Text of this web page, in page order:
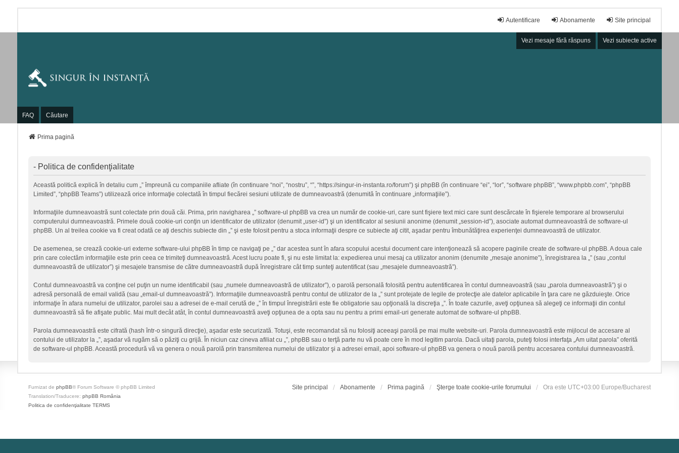
Site principal
Abonamente
Autentificare
Vezi mesaje fără răspuns Vezi subiecte active
FAQ Căutare
Prima pagină
- Politica de confidenţialitate
Această politică explică în detaliu cum „” împreună cu companiile afliate (în continuare “noi”, “nostru”, “”, “https://singur-in-instanta.ro/forum”) şi phpBB (în continuare “ei”, “lor”, “software phpBB”, “www.phpbb.com”, “phpBB
Limited”, “phpBB Teams”) utilizează orice informaţie colectată în timpul fiecărei sesiuni utilizate de dumneavoastră (denumită în continuare „informaţiile”).
Informaţiile dumneavoastră sunt colectate prin două căi. Prima, prin navigharea „” software-ul phpBB va crea un număr de cookie-uri, care sunt fişiere text mici care sunt descărcate în fişierele temporare al browserului
computerului dumneavoastră. Primele două cookie-uri conţin un identificator de utilizator (denumit „user-id”) şi un identificator al sesiunii anonime (denumit „session-id”), asociate automat dumneavoastră de software-ul
phpBB. Un al treilea cookie va fi creat odată ce aţi deschis subiecte din „” şi este folosit pentru a stoca informaţii despre ce subiecte aţi citit, aşadar pentru îmbunătăţirea experienţei dumneavoastră de utilizator.
De asemenea, se crează cookie-uri externe software-ului phpBB în timp ce navigaţi pe „” dar acestea sunt în afara scopului acestui document care intenţionează să acopere paginile create de software-ul phpBB. A doua cale
prin care colectăm informaţiile este prin ceea ce trimiteţi dumneavoastră. Acest lucru poate fi, şi nu este limitat la: expedierea unui mesaj ca utilizator anonim (denumite „mesaje anonime”), înregistrarea la „” (sau „contul
dumneavoastră de utilizator”) şi mesajele transmise de către dumneavoastră după înregistrare cât timp sunteţi autentificat (sau „mesajele dumneavoastră”).
Contul dumneavoastră va conţine cel puţin un nume identificabil (sau „numele dumneavoastră de utilizator”), o parolă personală folosită pentru autentificarea în contul dumneavoastră (sau „parola dumneavoastră”) şi o
adresă personală de email validă (sau „email-ul dumneavoastră”). Informaţiile dumneavoastră pentru contul de utilizator de la „” sunt protejate de legile de protecţie ale datelor aplicabile în ţara care ne găzduieşte. Orice
informaţie în afara numelui de utilizator, parolei sau a adresei de e-mail cerută de „” în timpul înregistrării este fie obligatorie sau opţională la discreţia „”. În toate cazurile, aveţi opţiunea să alegeţi ce informaţii din contul
dumneavoastră să fie afişate public. Mai mult decât atât, în contul dumneavoastră aveţi opţiunea de a opta sau nu pentru a primi email-uri generate automat de software-ul phpBB.
Parola dumneavoastră este cifrată (hash într-o singură direcţie), aşadar este securizată. Totuşi, este recomandat să nu folosiţi aceeaşi parolă pe mai multe website-uri. Parola dumneavoastră este mijlocul de accesare al
contului de utilizator la „”, aşadar vă rugăm să o păziţi cu grijă. În niciun caz cineva afiliat cu „”, phpBB sau o terţă parte nu vă poate cere în mod legitim parola. Dacă uitaţi parola, puteţi folosi interfaţa „Am uitat parola” oferită
de software-ul phpBB. Această procedură vă va genera o nouă parolă prin transmiterea numelui de utilizator şi a adresei email, apoi software-ul phpBB va genera o nouă parolă pentru accesarea contului dumneavoastră.
Site principal Abonamente Prima pagină Şterge toate cookie-urile forumului Ora este UTC+03:00 Europe/Bucharest
Furnizat de phpBB® Forum Software © phpBB Limited
Translation/Traducere: phpBB România
Politica de confidenţialitate TERMS